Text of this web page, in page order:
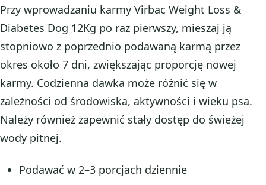
Przy wprowadzaniu karmy Virbac Weight Loss &
Diabetes Dog 12Kg po raz pierwszy, mieszaj ją
stopniowo z poprzednio podawaną karmą przez
okres około 7 dni, zwiększając proporcję nowej
karmy. Codzienna dawka może różnić się w
zależności od środowiska, aktywności i wieku psa.
Należy również zapewnić stały dostęp do świeżej
wody pitnej.
Podawać w 2–3 porcjach dziennie